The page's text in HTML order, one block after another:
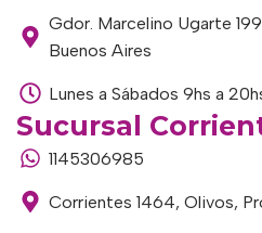
Gdor. Marcelino Ugarte
Buenos Aires
Lunes a Sábados 9hs a
Sucursal
1145306985
Corrientes 1464, Olivos,